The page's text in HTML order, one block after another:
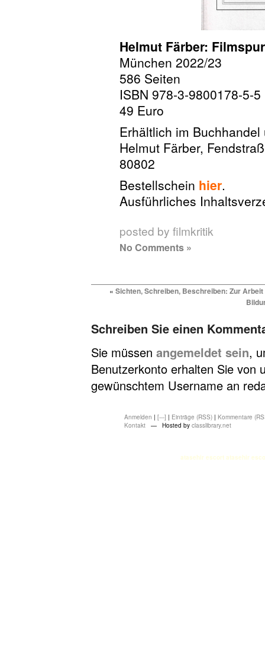
Helmut Färber:
München 2022/23
586 Seiten
ISBN 978-3-9800178-5-5
49 Euro
Erhältlich im
Helmut Färber,
80802
Bestellschein hier.
Ausführliches
posted by filmkritik
No Comments »
« Sichten, Schreiben, Beschreiben: Zur
Schreiben Sie einen
Sie müssen angemeldet sein,
Benutzerkonto erhalten Sie von
gewünschtem Username an
Anmelden | [---] | Einträge (RSS) | Kommentare
Kontakt — Hosted by classlibrary.net
atasehir escort atasehir